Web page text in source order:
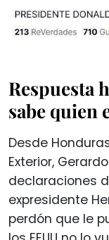
Respuesta
sabe quien
Desde
Exterior,
declaraciones
expresidente
perdón que le